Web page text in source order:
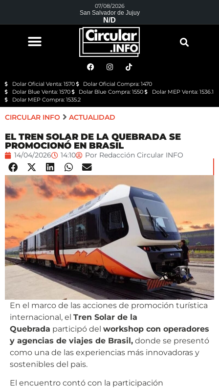
07/08/2026
San Salvador de Jujuy
N/D
Dolar Oficial Venta: 1570
Dolar Oficial Compra: 1470
Dolar Blue Venta: 1570
Dolar Blue Compra: 1550
Dolar MEP Venta: 1536.1
Dolar MEP Compra: 1535.2
CIRCULAR INFO ACTUALIDAD
EL TREN SOLAR DE LA QUEBRADA SE
PROMOCIONÓ EN BRASIL
14/04/2026 14:10 Por Redacción Circular INFO
En el marco de las acciones de promoción turística
internacional, el Tren Solar de la
Quebrada participó del workshop con operadores
y agencias de viajes de Brasil, donde se presentó
como una de las experiencias más innovadoras y
sostenibles del pais.
El encuentro contó con la participación